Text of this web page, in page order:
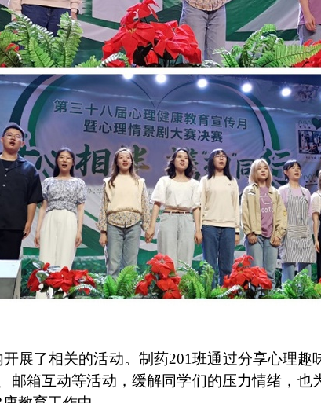
展了相关的活动。制药201班通过分享心理趣
邮箱互动等活动，缓解同学们的压力情绪，